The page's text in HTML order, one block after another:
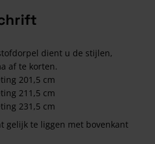
dient u de stijlen,
af te korten.
201,5 cm
211,5 cm
231,5 cm
gelijk te liggen met bovenkant